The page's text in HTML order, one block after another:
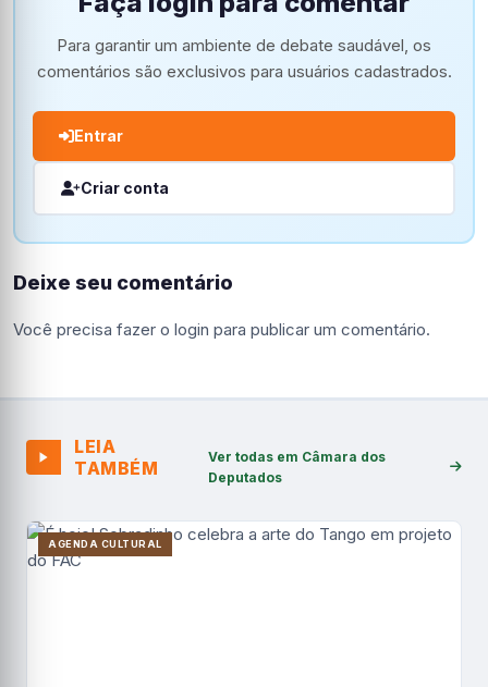
Para garantir um ambiente de debate saudável, os
comentários são exclusivos para usuários cadastrados.
Entrar
Criar conta
Deixe seu comentário
Você precisa fazer o login para publicar um comentário.
LEIA
TAMBÉM
Ver todas em Câmara dos
Deputados
AGENDA CULTURAL